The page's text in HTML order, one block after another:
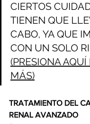
CIERTOS
TIENEN QUE
CABO, YA QUE
CON UN SOLO
(PRESIONA AQUÍ
MÁS)
TRATAMIENTO DEL
RENAL AVANZADO